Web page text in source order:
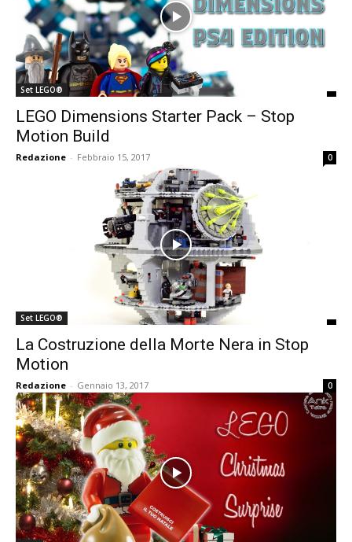
Set LEGO®
LEGO Dimensions Starter Pack – Stop
Motion Build
Redazione - Febbraio 15, 2017 0
Set LEGO®
La Costruzione della Morte Nera in Stop
Motion
Redazione - Gennaio 13, 2017 0